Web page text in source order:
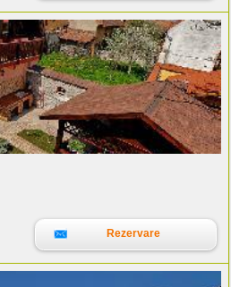
Rezervare